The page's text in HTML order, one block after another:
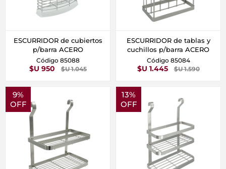
ESCURRIDOR de cubiertos
p/barra ACERO
Código 85088
$U 950 $U 1.045
ESCURRIDOR de tablas y
cuchillos p/barra ACERO
Código 85084
$U 1.445 $U 1.590
9%
OFF
13%
OFF